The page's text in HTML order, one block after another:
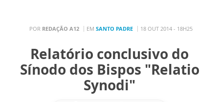
POR REDAÇÃO A12 EM SANTO PADRE 18 OUT 2014 - 18H25
Relatório conclusivo do
Sínodo dos Bispos "Relatio
Synodi"